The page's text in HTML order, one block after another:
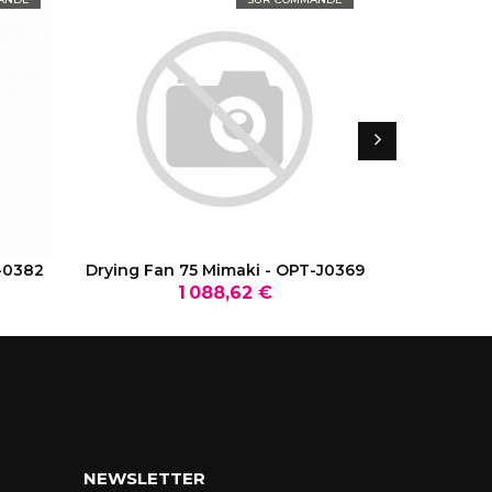
VOIR LE PRODUIT
Drying Fan 75 Mimaki - OPT-J0369
Prix
1 088,62 €
NEWSLETTER